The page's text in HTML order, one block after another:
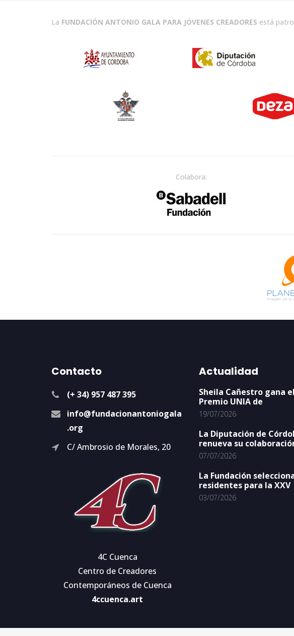
La FUNDACIÓN ANTONIO GALA PARA JÓVENES CREADORES está
Colabora:
Contacto
(+ 34) 957 487 395
info@fundacionantoniogala
.org
C/ Ambrosio de Morales, 20
4C Cuenca
Centro de Creadores
Contemporáneos de Cuenca
4ccuenca.art
Actualidad
Sheila Cañestro gana
Premio UNIA de
19/07/2026
La Diputación de
renueva su
07/07/2026
La Fundación
residentes para la XXV
03/07/2026